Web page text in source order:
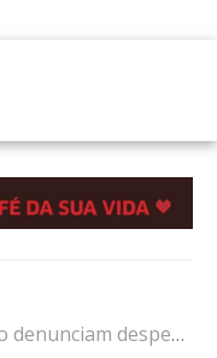
na Hutchinson de Portalegre